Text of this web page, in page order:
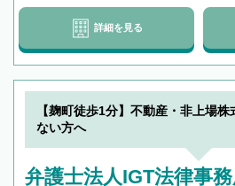
詳細を見る
【麹町徒歩1分】不動産・非上場
ない方へ
弁護士法人IGT法律事